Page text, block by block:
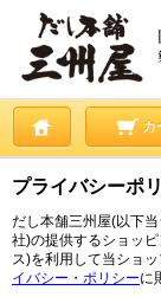
カ
プライバシーポ
だし本舗三州屋(以下当
社)の提供するショッ
ス)を利用して当ショ
イバシー・ポリシーに